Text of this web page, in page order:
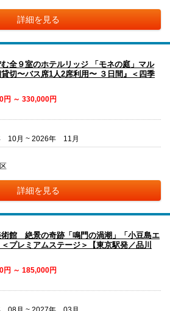
詳細を見る
む全９室のホテルリッジ 「モネの庭」マル
切〜バス席1人2席利用〜 ３日間』＜四季
円 ～ 330,000円
10月 ~ 2026年 11月
詳細を見る
術館 絶景の奇跡「鳴門の渦潮」「小豆島エ
プレミアムステージ＞【東京駅発／品川
円 ～ 185,000円